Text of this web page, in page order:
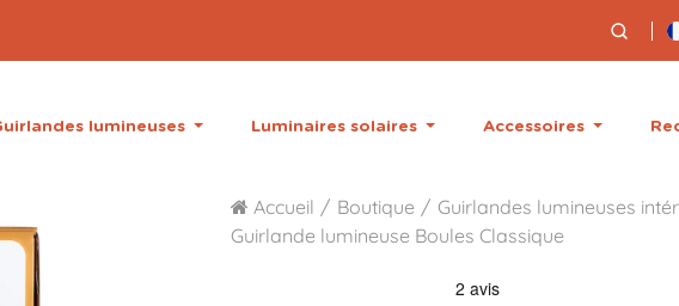
lumineuses Luminaires solaires Accessoires
Accueil Boutique
Guirlandes lumineuses
Guirlande lumineuse Boules Classique